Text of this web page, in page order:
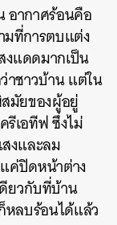
อากาศร้อนคือ
ที่การตบแต่ง
แดดมากเป็น
ชาวบ้าน แต่ใน
มัยของผู้อยู่
เอทีฟ ซึ่งไม่
งและลม
ค่ปิดหน้าต่าง
ยวกับที่บ้าน
หลบร้อนได้แล้ว